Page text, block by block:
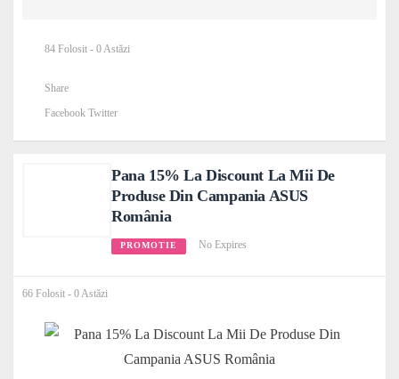
84 Folosit - 0 Astăzi
Share
Facebook Twitter
Pana 15% La Discount La Mii De
Produse Din Campania ASUS
România
PROMOTIE No Expires
66 Folosit - 0 Astăzi